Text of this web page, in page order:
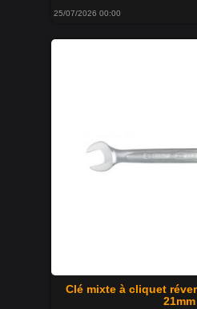
25/07/2026 00:00
Clé mixte à cliquet
21mm